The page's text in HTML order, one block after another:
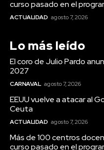
Agosto 7, 2026
La bailaora Belén López
Agosto 7, 2026
nuevas viviendas de
Agosto 7, 2026
curso pasado en el
ACTUALIDAD agosto 7, 2026
Lo más leído
El coro de Julio Pardo
2027
CARNAVAL agosto 7, 2026
EEUU vuelve a atacar al
Ceuta
ACTUALIDAD agosto 7, 2026
Más de 100 centros
curso pasado en el